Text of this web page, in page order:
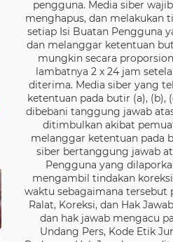
pengguna. Media siber
menghapus, dan melakukan
setiap Isi Buatan Pengguna
dan melanggar ketentuan
mungkin secara
lambatnya 2 x 24 jam
diterima. Media siber yang
ketentuan pada butir (a), (b),
dibebani tanggung jawab
ditimbulkan akibat
melanggar ketentuan pada
siber bertanggung jawab
Pengguna yang
mengambil tindakan
waktu sebagaimana tersebut
Ralat, Koreksi, dan Hak
dan hak jawab mengacu
Undang Pers, Kode Etik